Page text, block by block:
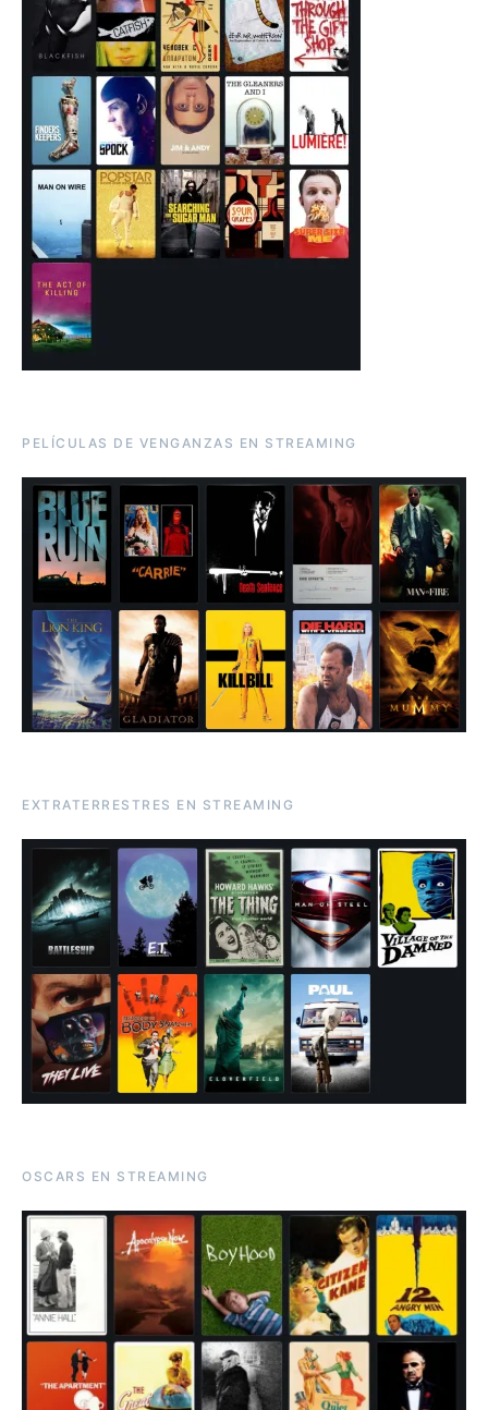
PELÍCULAS DE VENGANZAS EN STREAMING
EXTRATERRESTRES EN STREAMING
OSCARS EN STREAMING